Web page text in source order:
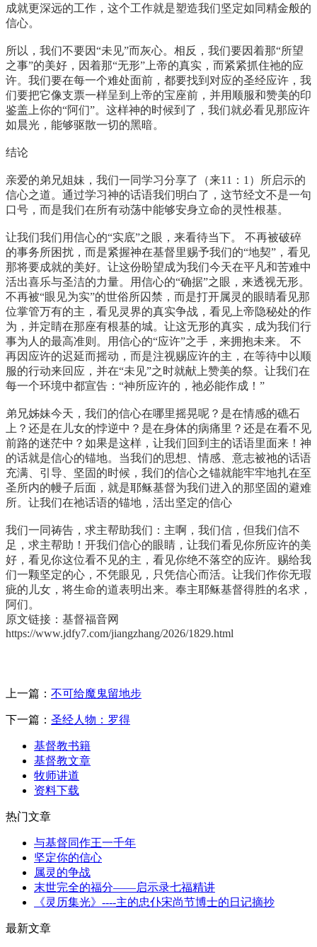
成就更深远的工作，这个工作就是塑造我们坚定如同精金般的
信心。
所以，我们不要因“未见”而灰心。相反，我们要因着那“所望
之事”的美好，因着那“无形”上帝的真实，而紧紧抓住祂的应
许。我们要在每一个难处面前，都要找到对应的圣经应许，我
们要把它像支票一样呈到上帝的宝座前，并用顺服和赞美的印
鉴盖上你的“阿们”。这样神的时候到了，我们就必看见那应许
如晨光，能够驱散一切的黑暗。
结论
亲爱的弟兄姐妹，我们一同学习分享了（来11：1）所启示的
信心之道。通过学习神的话语我们明白了，这节经文不是一句
口号，而是我们在所有动荡中能够安身立命的灵性根基。
让我们我们用信心的“实底”之眼，来看待当下。 不再被破碎
的事务所困扰，而是紧握神在基督里赐予我们的“地契”，看见
那将要成就的美好。让这份盼望成为我们今天在平凡和苦难中
活出喜乐与圣洁的力量。用信心的“确据”之眼，来透视无形。
不再被“眼见为实”的世俗所囚禁，而是打开属灵的眼睛看见那
位掌管万有的主，看见灵界的真实争战，看见上帝隐秘处的作
为，并定睛在那座有根基的城。让这无形的真实，成为我们行
事为人的最高准则。用信心的“应许”之手，来拥抱未来。 不
再因应许的迟延而摇动，而是注视赐应许的主，在等待中以顺
服的行动来回应，并在“未见”之时就献上赞美的祭。让我们在
每一个环境中都宣告：“神所应许的，祂必能作成！”
弟兄姊妹今天，我们的信心在哪里摇晃呢？是在情感的礁石
上？还是在儿女的悖逆中？是在身体的病痛里？还是在看不见
前路的迷茫中？如果是这样，让我们回到主的话语里面来！神
的话就是信心的锚地。当我们的思想、情感、意志被祂的话语
充满、引导、坚固的时候，我们的信心之锚就能牢牢地扎在至
圣所内的幔子后面，就是耶稣基督为我们进入的那坚固的避难
所。让我们在祂话语的锚地，活出坚定的信心
我们一同祷告，求主帮助我们：主啊，我们信，但我们信不
足，求主帮助！开我们信心的眼睛，让我们看见你所应许的美
好，看见你这位看不见的主，看见你绝不落空的应许。赐给我
们一颗坚定的心，不凭眼见，只凭信心而活。让我们作你无瑕
疵的儿女，将生命的道表明出来。奉主耶稣基督得胜的名求，
阿们。
原文链接：基督福音网
https://www.jdfy7.com/jiangzhang/2026/1829.html
上一篇： 不可给魔鬼留地步
下一篇： 圣经人物：罗得
基督教书籍
基督教文章
牧师讲道
资料下载
热门文章
与基督同作王一千年
坚定你的信心
属灵的争战
末世完全的福分——启示录七福精讲
《灵历集光》----主的忠仆宋尚节博士的日记摘抄
最新文章